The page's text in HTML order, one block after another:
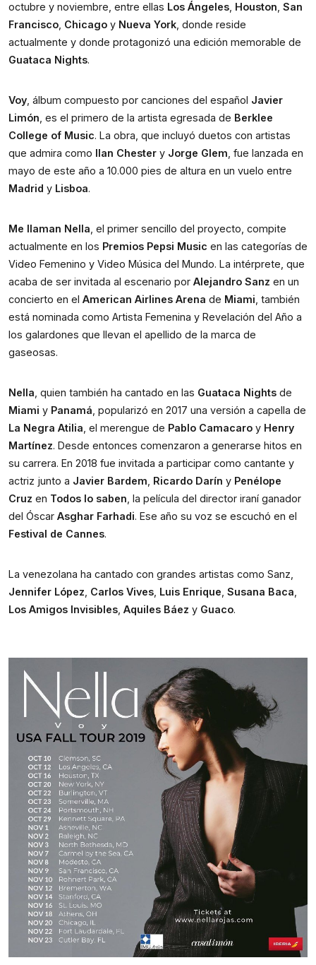
octubre y noviembre, entre ellas Los Ángeles Houston San
Francisco Chicago y Nueva York , donde reside
Guataca Nights.
Voy , álbum compuesto por canciones del español Javier
Limón , es el primero de la artista egresada de Berklee
College of Music. La obra, que incluyó duetos con artistas
que admira como Ilan Chester y Jorge Glem , fue lanzada en
Madrid y Lisboa.
Me llaman Nella , el primer sencillo del proyecto, compite
actualmente en los Premios Pepsi Music en las categorías de
Video Femenino y Video Música del Mundo. La intérprete, que
acaba de ser invitada al escenario por Alejandro Sanz en un
concierto en el American Airlines Arena de Miami , también
está nominada como Artista Femenina y Revelación del Año a
los galardones que llevan el apellido de la marca de
gaseosas.
Nella , quien también ha cantado en las Guataca Nights
Miami y Panamá
La Negra Atilia , el merengue de Pablo Camacaro y Henry
Martínez. Desde entonces comenzaron a generarse hitos en
su carrera. En 2018 fue invitada a participar como cantante y
actriz junto a Javier Bardem Ricardo Darín y Penélope
Cruz en Todos lo saben , la película del director iraní ganador
del Óscar Asghar Farhadi
Festival de Cannes.
Jennifer López Carlos Vives Luis Enrique Susana Baca
Los Amigos Invisibles Aquiles Báez y Guaco.